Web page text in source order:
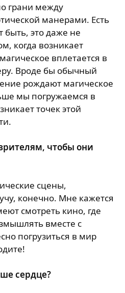
грани между
манерами. Есть
это даже не
когда возникает
вплетается в
Вроде бы обычный
рождают магическое
мы погружаемся в
точек этой
чтобы они
сцены,
конечно. Мне кажется
смотреть кино, где
вместе с
погрузиться в мир
сердце?